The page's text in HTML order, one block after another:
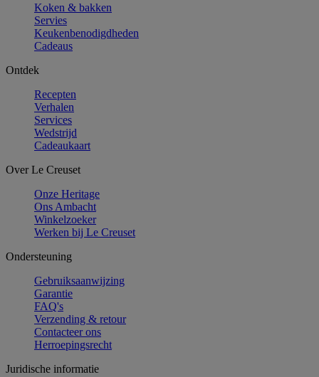
Koken & bakken
Servies
Keukenbenodigdheden
Cadeaus
Ontdek
Recepten
Verhalen
Services
Wedstrijd
Cadeaukaart
Over Le Creuset
Onze Heritage
Ons Ambacht
Winkelzoeker
Werken bij Le Creuset
Ondersteuning
Gebruiksaanwijzing
Garantie
FAQ's
Verzending & retour
Contacteer ons
Herroepingsrecht
Juridische informatie